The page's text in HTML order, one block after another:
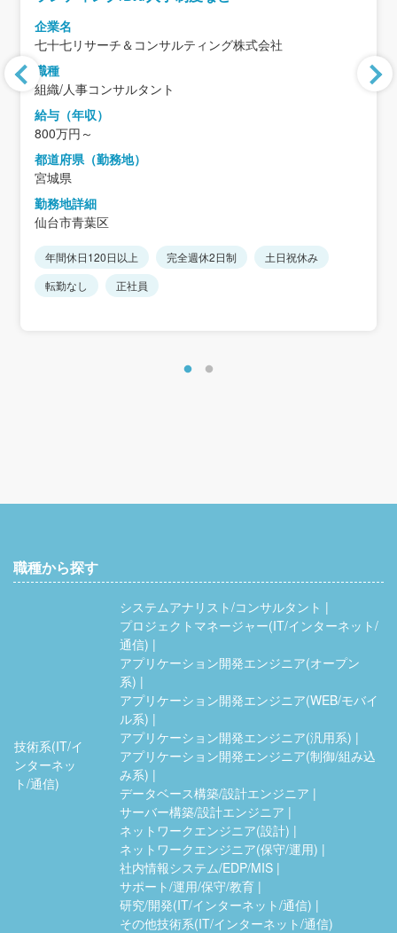
企業名
七十七リサーチ＆コンサルティング株式会社
職種
組織/人事コンサルタント
給与（年収）
800万円～
都道府県（勤務地）
宮城県
勤務地詳細
仙台市青葉区
年間休日120日以上 完全週休2日制
土日祝休み
転勤なし
正社員
職種から探す
技術系(IT/イ
ンターネッ
ト/通信)
システムアナリスト/コンサルタント
プロジェクトマネージャー(IT/インターネット/
通信)
アプリケーション開発エンジニア(オープン
系)
アプリケーション開発エンジニア(WEB/モバイ
ル系)
アプリケーション開発エンジニア(汎用系)
アプリケーション開発エンジニア(制御/組み込
み系)
データベース構築/設計エンジニア
サーバー構築/設計エンジニア
ネットワークエンジニア(設計)
ネットワークエンジニア(保守/運用)
社内情報システム/EDP/MIS
サポート/運用/保守/教育
研究/開発(IT/インターネット/通信)
その他技術系(IT/インターネット/通信)